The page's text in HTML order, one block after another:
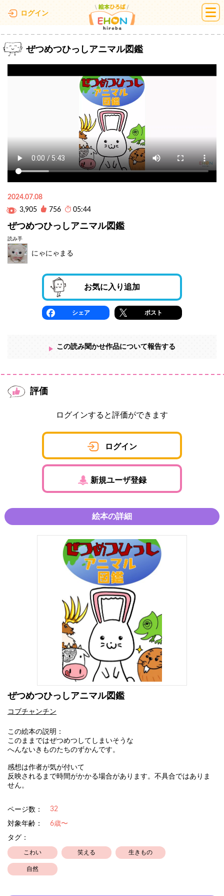
ログイン 絵本ひろば
ぜつめつひっしアニマル図鑑
2024.07.08
3,905
756 05:44
ぜつめつひっしアニマル図鑑
読み手
にゃにゃまる
お気に入り追加
シェア ポスト
この読み聞かせ作品について報告する
評価
ログインすると評価ができます
ログイン
新規ユーザ登録
絵本の詳細
ぜつめつひっしアニマル図鑑
コブチャンチン
この絵本の説明：
このままではぜつめつしてしまいそうな
へんないきものたちのずかんです。
感想は作者が気が付いて
反映されるまで時間がかかる場合があります。不具合ではありま
せん。
ページ数： 32
対象年齢：
6歳〜
タグ：
こわい 笑える 生きもの
自然